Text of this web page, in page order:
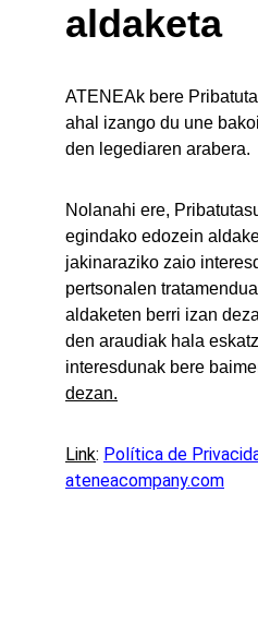
aldaketa
ATENEAk bere
ahal izango du une
den legediaren arabera.
Nolanahi ere,
egindako edozein
jakinaraziko zaio
pertsonalen
aldaketen berri izan
den araudiak hala
interesdunak bere
dezan.
Link: Política de
ateneacompany.com